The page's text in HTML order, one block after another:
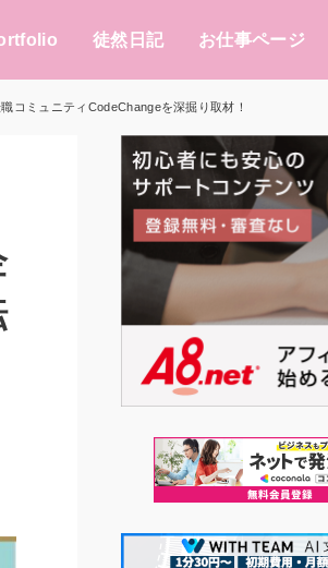
徒然日記 お仕事ページ
コミュニティCodeChangeを深掘り取材！